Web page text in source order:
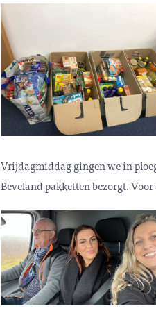
Vrijdagmiddag gingen we in
Beveland pakketten bezorgt.